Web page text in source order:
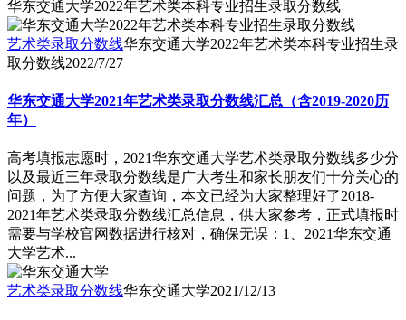
华东交通大学2022年艺术类本科专业招生录取分数线
艺术类录取分数线华东交通大学2022年艺术类本科专业招生录
取分数线2022/7/27
华东交通大学2021年艺术类录取分数线汇总（含2019-2020历
年）
高考填报志愿时，2021华东交通大学艺术类录取分数线多少分
以及最近三年录取分数线是广大考生和家长朋友们十分关心的
问题，为了方便大家查询，本文已经为大家整理好了2018-
2021年艺术类录取分数线汇总信息，供大家参考，正式填报时
需要与学校官网数据进行核对，确保无误：1、2021华东交通
大学艺术...
艺术类录取分数线华东交通大学2021/12/13